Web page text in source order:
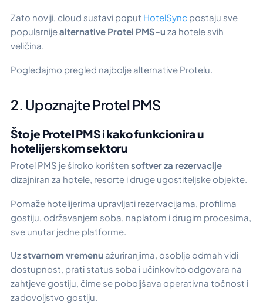
Zato noviji, cloud sustavi poput HotelSync postaju sve
popularnijealternative Protel PMS-u za hotele svih
veličina.
Pogledajmo pregled najbolje alternative Protelu.
2. Upoznajte Protel PMS
Što je Protel PMS i kako funkcionira u
hotelijerskom sektoru
Protel PMS je široko korišten softver za rezervacije
dizajniran za hotele, resorte i druge ugostiteljske objekte.
Pomaže hotelijerima upravljati rezervacijama, profilima
gostiju, održavanjem soba, naplatom i drugim procesima,
sve unutar jedne platforme.
Uzstvarnom vremenu ažuriranjima, osoblje odmah vidi
dostupnost, prati status soba i učinkovito odgovara na
zahtjeve gostiju, čime se poboljšava operativna točnost i
zadovoljstvo gostiju.